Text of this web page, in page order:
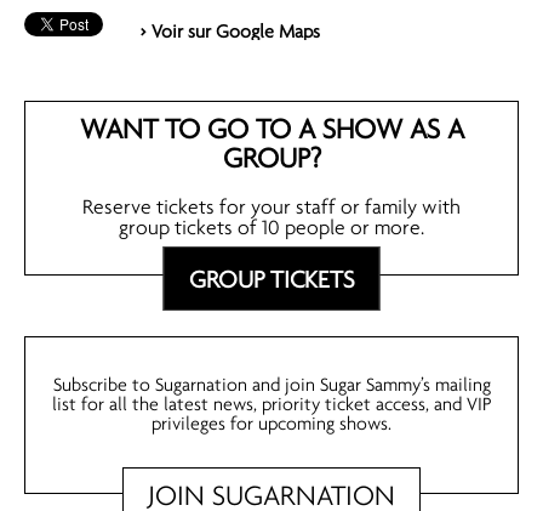
> Voir sur Google Maps
WANT TO GO TO A SHOW AS A
GROUP?
Reserve tickets for your staff or family with
group tickets of 10 people or more.
GROUP TICKETS
Subscribe to Sugarnation and join Sugar Sammy’s mailing
list for all the latest news, priority ticket access, and VIP
privileges for upcoming shows.
JOIN SUGARNATION